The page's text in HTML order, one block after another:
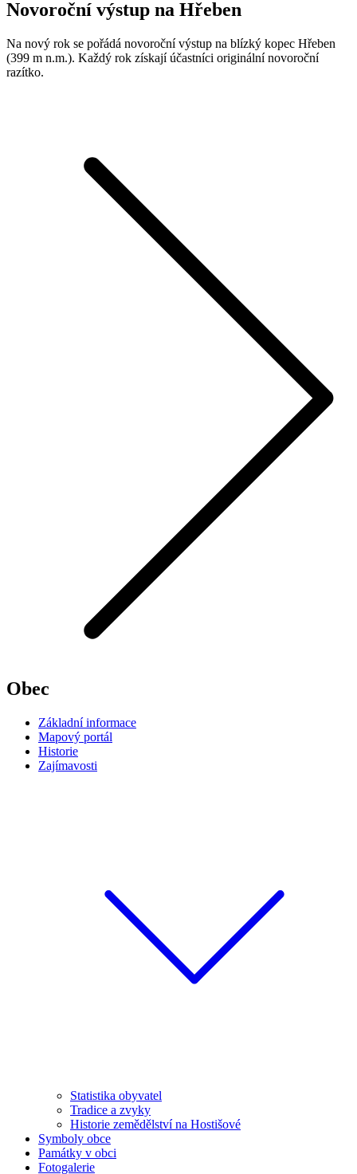
Novoroční výstup na Hřeben
Na nový rok se pořádá novoroční výstup na blízký kopec Hřeben
(399 m n.m.). Každý rok získají účastníci originální novoroční
razítko.
Obec
Základní informace
Mapový portál
Historie
Zajímavosti
Statistika obyvatel
Tradice a zvyky
Historie zemědělství na Hostišové
Symboly obce
Památky v obci
Fotogalerie